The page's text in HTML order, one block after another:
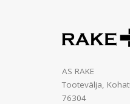
AS RAKE
Tootevälja,
76304